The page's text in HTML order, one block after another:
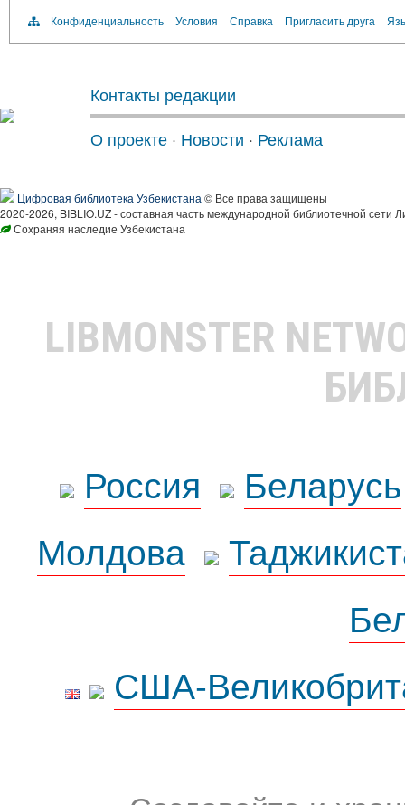
Конфиденциальность Условия Справка Пригласить друга
Контакты редакции
О проекте · Новости · Реклама
Цифровая библиотека Узбекистана © Все права защищены
2020-2026, BIBLIO.UZ - составная часть международной библиотечной сети
Сохраняя наследие Узбекистана
LIBMONSTER
Россия
Беларусь
Молдова
США-